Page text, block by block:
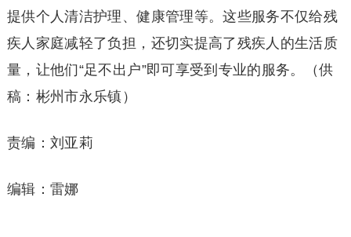
提供个人清洁护理、健康管理等。这些服务不仅给残
疾人家庭减轻了负担，还切实提高了残疾人的生活质
量，让他们“足不出户”即可享受到专业的服务。（供
稿：彬州市永乐镇）
责编：刘亚莉
编辑：雷娜